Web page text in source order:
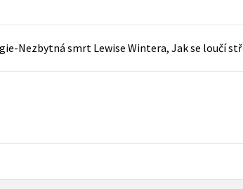
Populárně - naučná pro
Populárně - naučné pro děti
Nezbytná smrt Lewise Wintera, Jak se loučí